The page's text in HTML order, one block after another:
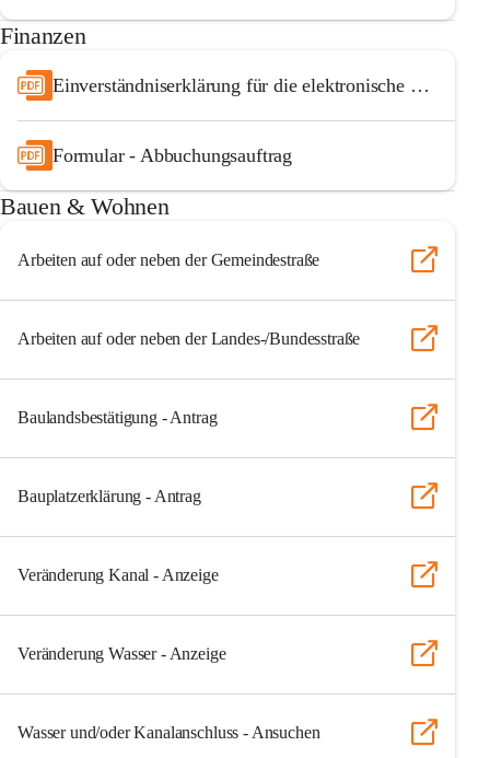
Finanzen
Einverständniserklärung für die elektronische Zustellung kommunaler Sendungen
Formular - Abbuchungsauftrag
Bauen & Wohnen
Arbeiten auf oder neben der Gemeindestraße
Arbeiten auf oder neben der Landes-/Bundesstraße
Baulandsbestätigung - Antrag
Bauplatzerklärung - Antrag
Veränderung Kanal - Anzeige
Veränderung Wasser - Anzeige
Wasser und/oder Kanalanschluss - Ansuchen